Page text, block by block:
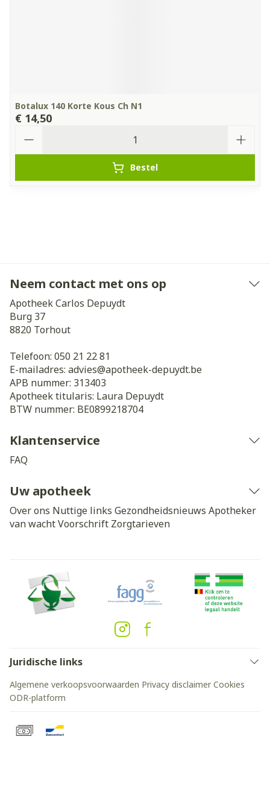
Botalux 140 Korte Kous Ch N1
€ 14,50
Bestel
Neem contact met ons op
Apotheek Carlos Depuydt
Burg 37
8820 Torhout
Telefoon: 050 21 22 81
E-mailadres: advies@apotheek-depuydt.be
APB nummer: 313403
Apotheek titularis: Laura Depuydt
BTW nummer: BE0899218704
Klantenservice
FAQ
Uw apotheek
Over ons Nuttige links Gezondheidsnieuws Apotheker
van wachtVoorschrift Zorgtarieven
Juridische links
Algemene verkoopsvoorwaarden Privacy disclaimer Cookies
ODR-platform